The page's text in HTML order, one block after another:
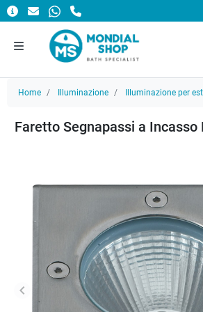
Home Illuminazione Illuminazione per
Faretto Segnapassi a Incasso
Precedente
keyboard_arrow_left